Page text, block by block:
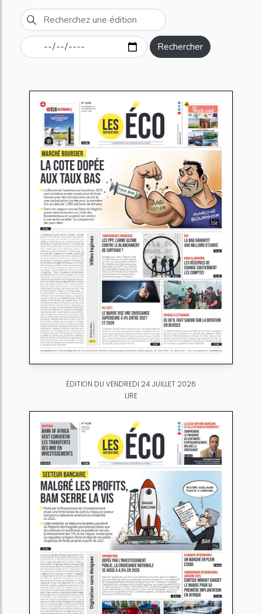
Rechercher
ÉDITION DU VENDREDI 24 JUILLET 2026
LIRE